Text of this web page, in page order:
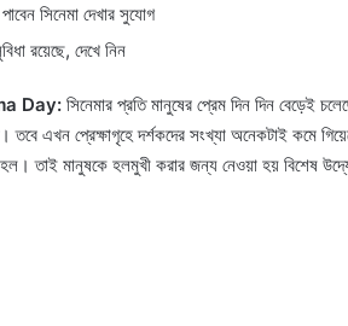
সিনেমা দেখার সুযোগ
রয়েছে, দেখে নিন
Day: সিনেমার প্রতি মানুষের প্রেম দিন দিন বেড়েই
এখন প্রেক্ষাগৃহে দর্শকদের সংখ্যা অনেকটাই কমে
তাই মানুষকে হলমুখী করার জন্য নেওয়া হয় বিশেষ